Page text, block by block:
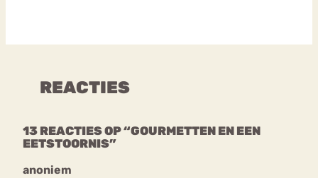
REACTIES
13 REACTIES OP “GOURMETTEN EN EEN
EETSTOORNIS”
anoniem